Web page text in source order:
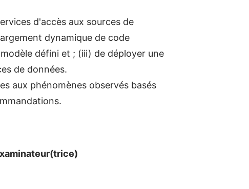
d'accès aux sources de
dynamique de code
défini et ; (iii) de déployer une
de données.
aux phénomènes observés basés